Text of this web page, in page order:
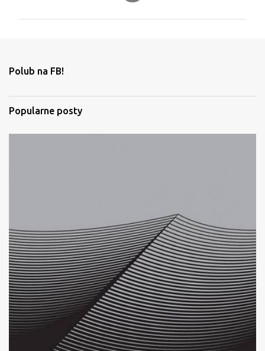
t
r
z
e
Polub na FB!
Popularne posty